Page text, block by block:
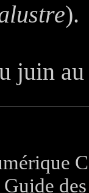
).
juin au